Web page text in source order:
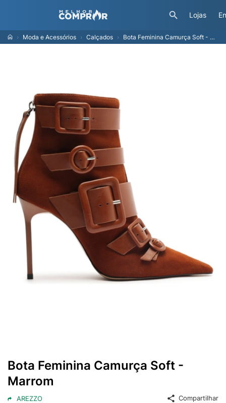
Lojas
Moda e Acessórios Calçados Bota Feminina Camurça Soft - Marrom
Bota Feminina Camurça Soft -
Marrom
AREZZO Compartilhar